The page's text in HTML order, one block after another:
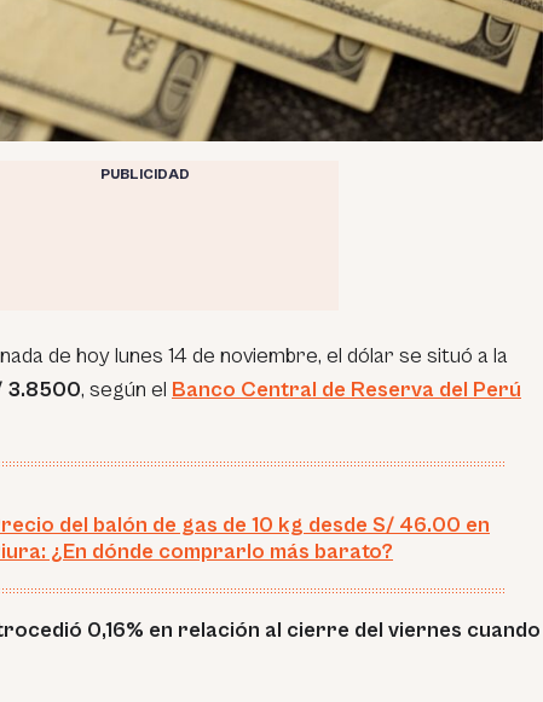
PUBLICIDAD
de hoy lunes 14 de noviembre, el dólar se situó a la
3.8500, según el Banco Central de Reserva del Perú
del balón de gas de 10 kg desde S/ 46.00 en
¿En dónde comprarlo más barato?
0,16% en relación al cierre del viernes cuando